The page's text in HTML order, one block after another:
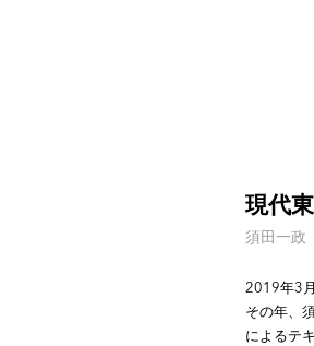
現代
須田一政
2019年3
その年、
によるテ